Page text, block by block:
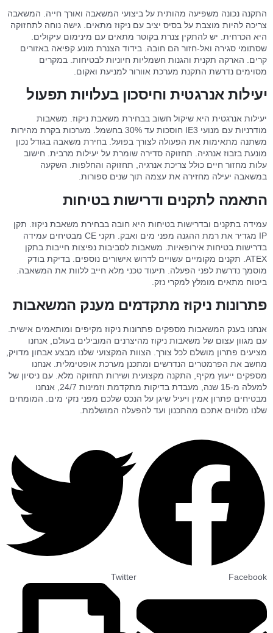
התקנה נכונה משפיעה מהותית על ביצועי המשאבה ואורך חייה. המשאבה
צריכה להיות מוצבת על בסיס יציב עם ניקוז מתאים. גישה נוחה לתחזוקה
היא הכרחית. יש להתקין צנרת בקוטר מתאים עם מינימום עיקולים.
שסתומי סגירה ואל-חזור הם חובה. בידוד הצנרת מונע קפיאה באזורים
קרים. הארקה תקנית והגנות חשמליות חיוניות לבטיחות. במקרים
מסוימים נדרשת התקנת מערכת אוורור למניעת ואקום.
יעילות אנרגטית וחיסכון בעלויות תפעול
יעילות אנרגטית היא שיקול חשוב בבחירת משאבת ניקוז. משאבות
מודרניות עם מנועי IE3 חוסכות עד 30% בחשמל. מערכות בקרת מהירות
משתנה מתאימות את הפעולה לצורך בפועל. בחירת משאבה בגודל נכון
מונעת בזבוז אנרגיה. תחזוקה סדירה שומרת על יעילות מרבית. חישוב
עלות מחזור חיים כולל צריכת אנרגיה, תחזוקה והחלפות. השקעה
במשאבה יעילה מחזירה את עצמה תוך שנים ספורות.
התאמה לתקנים ודרישות בטיחות
עמידה בתקנים ובדרישות בטיחות היא חובה בבחירת משאבת ניקוז. תקן
IP מגדיר את רמת ההגנה מפני מים ואבק. תקני CE מבטיחים עמידה
בדרישות בטיחות אירופאיות. משאבות לסביבות נפיצות חייבות בתקן
ATEX. תקנים מקומיים עשויים לדרוש אישורים נוספים. בדיקת בודק
מוסמך נדרשת לפני הפעלה. תיעוד טכני מלא חייב ללוות את המשאבה.
ביטוח מתאים מומלץ למקרי נזק.
פתרונות ניקוז מתקדמים מענק המשאבות
אנחנו בענק המשאבות מספקים פתרונות ניקוז מקיפים ומותאמים אישית.
עם מגוון עצום של משאבות ניקוז מהיצרנים המובילים בעולם, אנחנו
מציעים פתרון מושלם לכל צורך. הצוות המקצועי שלנו מבצע אבחון מדויק,
מחשב את הפרמטרים הנדרשים ומתכנן מערכת אופטימלית. אנחנו
מספקים ייעוץ מקיף, התקנה מקצועית ושירות תחזוקה מלא. עם ניסיון של
למעלה מ-15 שנה, מעבדת בדיקות מתקדמת וזמינות 24/7, אנחנו
מבטיחים פתרון אמין ויעיל שיגן על הנכס שלכם מפני נזקי מים. המומחים
שלנו מלווים אתכם מהתכנון ועד להפעלה המושלמת.
Facebook
Twitter